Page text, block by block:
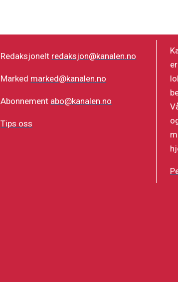
Redaksjonelt redaksjon@kanalen.no
Marked marked@kanalen.no
Abonnement abo@kanalen.no
Tips oss